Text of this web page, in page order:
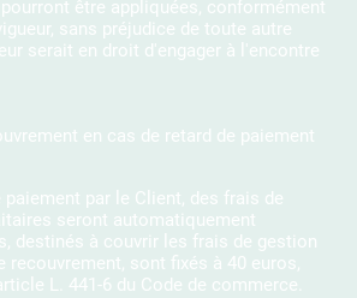
être appliquées, conformément
sans préjudice de toute autre
serait en droit d'engager à l'encontre
en cas de retard de paiement
paiement par le Client, des frais de
seront automatiquement
destinés à couvrir les frais de gestion
recouvrement, sont fixés à 40 euros,
L. 441-6 du Code de commerce.